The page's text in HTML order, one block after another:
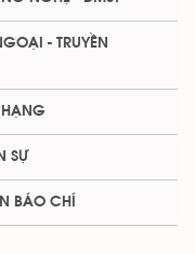
- TRUYỀN
HẠNG
SỰ
BÁO CHÍ